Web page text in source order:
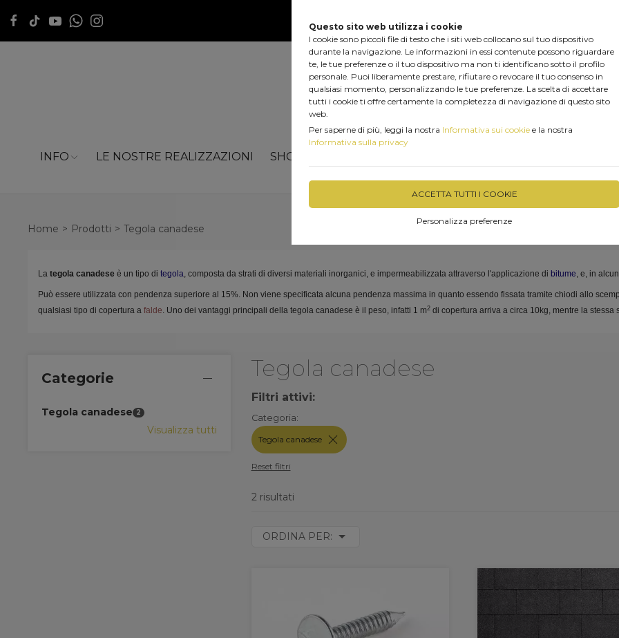
Questo sito web utilizza i cookie
I cookie sono piccoli file di testo che i siti web collocano sul tuo dispositivo
durante la navigazione. Le informazioni in essi contenute possono riguardare
te, le tue preferenze o il tuo dispositivo ma non ti identificano sotto il profilo
personale. Puoi liberamente prestare, rifiutare o revocare il tuo consenso in
qualsiasi momento, personalizzando le tue preferenze. La scelta di accettare
tutti i cookie ti offre certamente la completezza di navigazione di questo sito
web.
Per saperne di più, leggi la nostra Informativa sui cookie e la nostra
Informativa sulla privacy
ACCETTA TUTTI I COOKIE
Personalizza preferenze
INFO LE NOSTRE REALIZZAZIONI SHOP
Home Prodotti Tegola canadese
La tegola canadese è un tipo di tegola, composta da strati di diversi materiali inorganici, e impermeabilizzata attraverso l'applicazione di bitume, e, in
Può essere utilizzata con pendenza superiore al 15%. Non viene specificata alcuna pendenza massima in quanto essendo fissata tramite chiodi allo
qualsiasi tipo di copertura a falde. Uno dei vantaggi principali della tegola canadese è il peso, infatti 1 m2 di copertura arriva a circa 10kg, mentre la
Categorie
Tegola canadese 2
Visualizza tutti
Tegola canadese
Filtri attivi:
Categoria:
Tegola canadese
Reset filtri
2 risultati
ORDINA PER: